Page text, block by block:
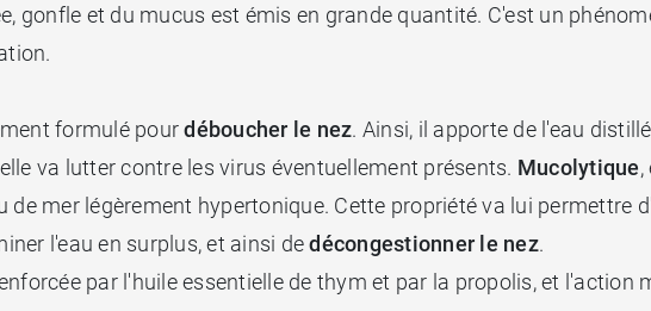
gonfle et du mucus est émis en grande quantité. C'est un
formulé pourdéboucher le nez. Ainsi, il apporte de l'eau
va lutter contre les virus éventuellement présents. Mucolytique
de mer légèrement hypertonique. Cette propriété va lui permettre
l'eau en surplus, et ainsi dedécongestionner le nez.
par l'huile essentielle de thym et par la propolis, et l'action